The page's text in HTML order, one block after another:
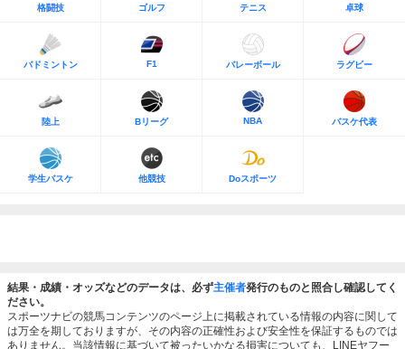
格闘技 ゴルフ テニス 卓球
バドミントン F1 バレーボール ラグビー
陸上 Bリーグ NBA バスケ代表
学生バスケ 他競技 Doスポーツ
結果・成績・オッズなどのデータは、必ず主催者発行のものと照合し確認してく
ださい。
スポーツナビの競馬コンテンツのページ上に掲載されている情報の内容に関して
は万全を期しておりますが、その内容の正確性および安全性を保証するものでは
ありません。当該情報に基づいて被ったいかなる損害についても、LINEヤフー